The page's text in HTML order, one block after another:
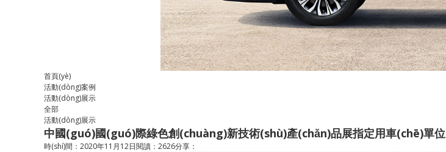
首頁(yè)
活動(dòng)案例
活動(dòng)展示
全部
活動(dòng)展示
中國(guó)國(guó)際綠色創(chuàng)新技術(shù)產(chǎn)品展指定用車(chē)單位
時(shí)間：2020年11月12日閱讀：2626分享：